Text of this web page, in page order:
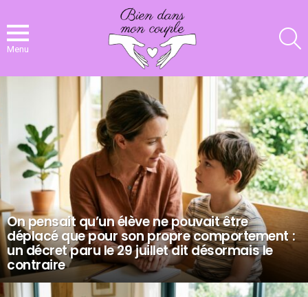
Menu
On pensait qu’un élève ne pouvait être
déplacé que pour son propre comportement :
un décret paru le 29 juillet dit désormais le
contraire